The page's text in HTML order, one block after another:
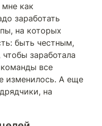
как
заработать
на которых
быть честным,
заработала
все
изменилось. А еще
на